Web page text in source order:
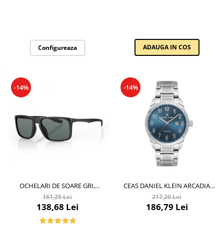
Configureaza ADAUGA IN COS
-14%
OCHELARI DE SOARE GRI,
PENTRU BARBATI, DANIEL KLEIN
SUNGLASSES, DK3250-2
161,25 Lei
138,68 Lei
-14%
CEAS DANIEL KLEIN ARCADIA
DK.6.14083.5
217,20 Lei
186,79 Lei